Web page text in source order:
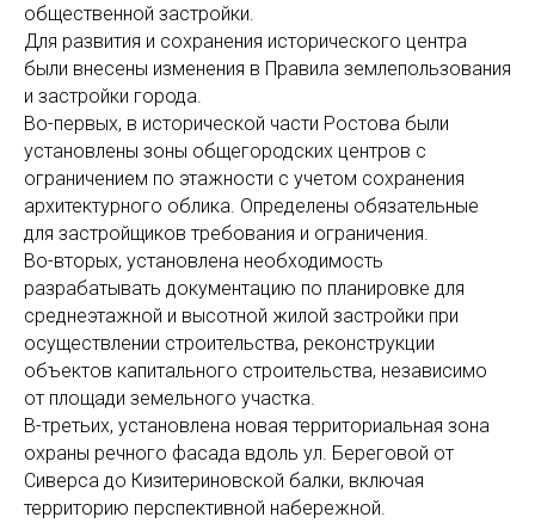
общественной застройки.
Для развития и сохранения исторического центра
были внесены изменения в Правила землепользования
и застройки города.
Во-первых, в исторической части Ростова были
установлены зоны общегородских центров с
ограничением по этажности с учетом сохранения
архитектурного облика. Определены обязательные
для застройщиков требования и ограничения.
Во-вторых, установлена необходимость
разрабатывать документацию по планировке для
среднеэтажной и высотной жилой застройки при
осуществлении строительства, реконструкции
объектов капитального строительства, независимо
от площади земельного участка.
В-третьих, установлена новая территориальная зона
охраны речного фасада вдоль ул. Береговой от
Сиверса до Кизитериновской балки, включая
территорию перспективной набережной.